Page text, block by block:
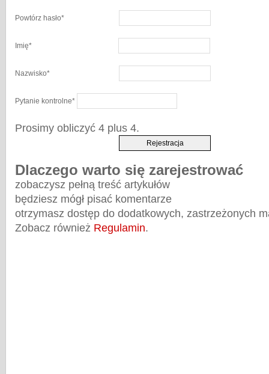
Powtórz hasło*
Imię*
Nazwisko*
Pytanie kontrolne*
Prosimy obliczyć 4 plus 4.
Dlaczego warto się zarejestrować
zobaczysz pełną treść artykułów
będziesz mógł pisać komentarze
otrzymasz dostęp do dodatkowych, zastrzeżonych
Zobacz również Regulamin.